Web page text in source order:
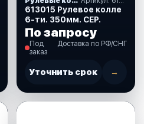
613015 Рулевое колле
6-ти. 350мм. СЕР.
По запросу
Под
заказ
Доставка по РФ/СНГ
Уточнить срок →